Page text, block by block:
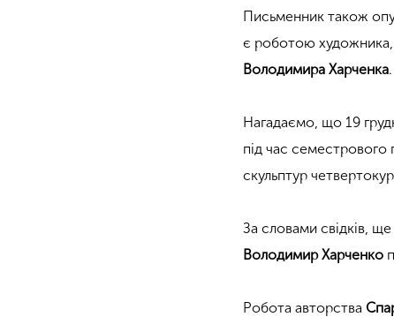
Письменник також
є роботою художника,
Володимира Харченка.
Нагадаємо, що 19
під час семестрового
скульптур
За словами свідків,
Володимир Харченко
Робота авторства